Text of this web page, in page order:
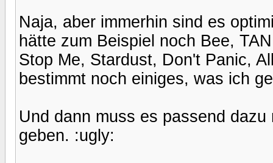
Naja, aber immerhin sind es
hätte zum Beispiel noch Bee,
Stop Me, Stardust, Don't Panic,
bestimmt noch einiges, was ich
Und dann muss es passend
geben. :ugly: